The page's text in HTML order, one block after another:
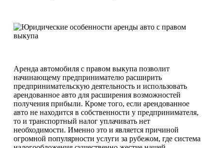
Аренда автомобиля с правом выкупа позволит
начинающему предпринимателю расширить
предпринимательскую деятельность и использовать
арендованное авто для расширения возможностей
получения прибыли. Кроме того, если арендованное
авто не находится в собственности у предпринимателя,
то и транспортный налог уплачивать нет
необходимости. Именно это и является причиной
огромной популярности услуги за рубежом, где система